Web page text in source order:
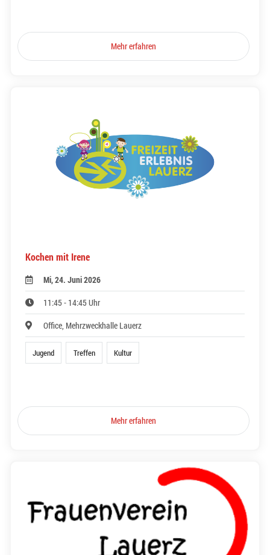
Mehr erfahren
Kochen mit Irene
Mi, 24. Juni 2026
11:45 - 14:45 Uhr
Office, Mehrzweckhalle Lauerz
Jugend Treffen Kultur
Mehr erfahren